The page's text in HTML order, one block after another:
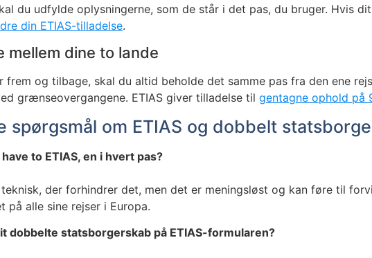
du udfylde oplysningerne, som de står i det pas, du bruger.
din ETIAS-tilladelse.
mellem dine to lande
frem og tilbage, skal du altid beholde det samme pas fra den ene
grænseovergangene. ETIAS giver tilladelse til gentagne ophold på
spørgsmål om ETIAS og dobbelt
to ETIAS, en i hvert pas?
der forhindrer det, men det er meningsløst og kan føre til
på alle sine rejser i Europa.
dobbelte statsborgerskab på ETIAS-formularen?